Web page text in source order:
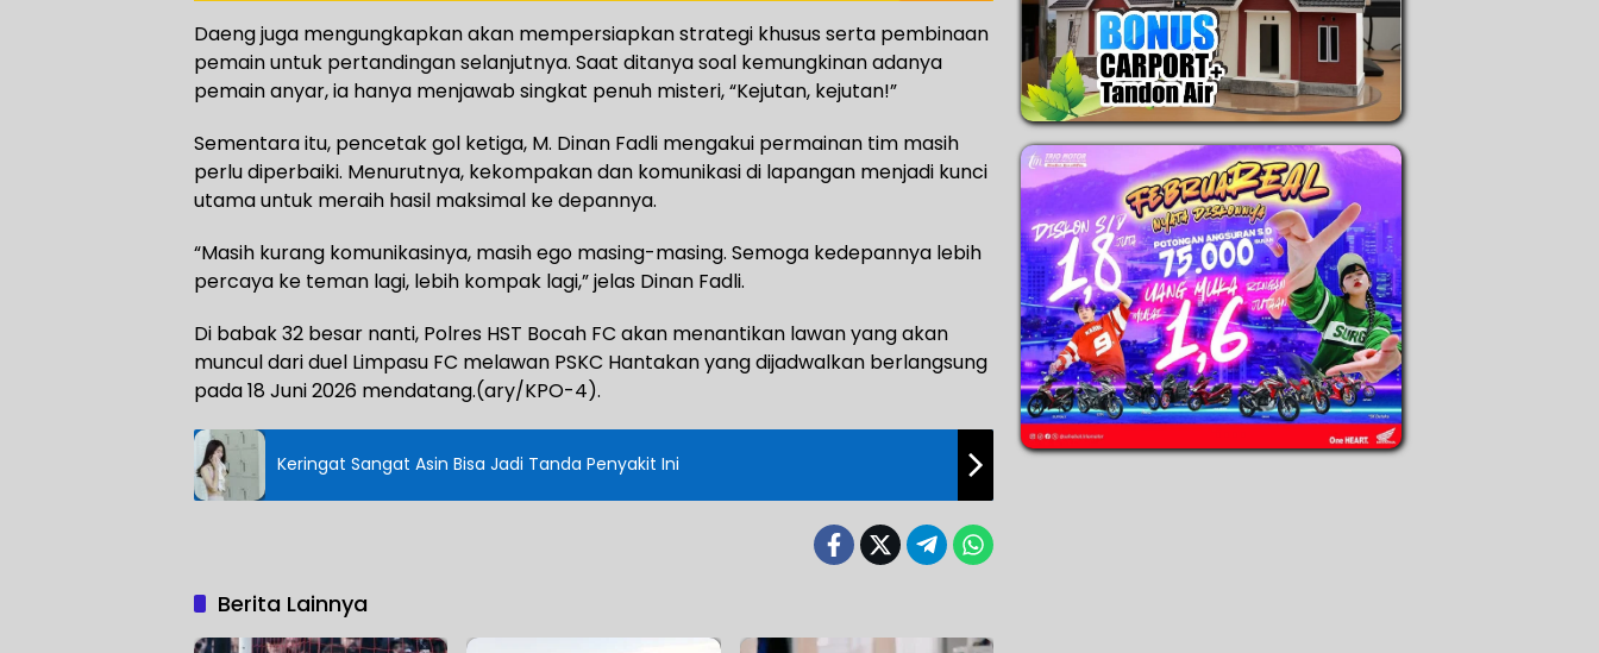
Daeng juga mengungkapkan akan mempersiapkan strategi khusus serta pembinaan
pemain untuk pertandingan selanjutnya. Saat ditanya soal kemungkinan adanya
pemain anyar, ia hanya menjawab singkat penuh misteri, “Kejutan, kejutan!”
Sementara itu, pencetak gol ketiga, M. Dinan Fadli mengakui permainan tim masih
perlu diperbaiki. Menurutnya, kekompakan dan komunikasi di lapangan menjadi kunci
utama untuk meraih hasil maksimal ke depannya.
“Masih kurang komunikasinya, masih ego masing-masing. Semoga kedepannya lebih
percaya ke teman lagi, lebih kompak lagi,” jelas Dinan Fadli.
Di babak 32 besar nanti, Polres HST Bocah FC akan menantikan lawan yang akan
muncul dari duel Limpasu FC melawan PSKC Hantakan yang dijadwalkan berlangsung
pada 18 Juni 2026 mendatang.(ary/KPO-4).
Keringat Sangat Asin Bisa Jadi Tanda Penyakit Ini
Berita Lainnya